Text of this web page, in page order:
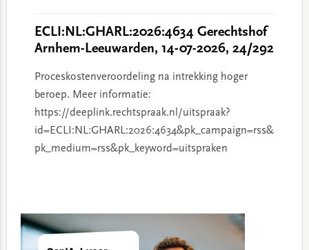
ECLI:NL:GHARL:2026:4634 Gerechtshof
Arnhem-Leeuwarden, 14-07-2026, 24/292
Proceskostenveroordeling na intrekking hoger
beroep. Meer informatie:
https://deeplink.rechtspraak.nl/uitspraak?
id=ECLI:NL:GHARL:2026:4634&pk_campaign=rss&
pk_medium=rss&pk_keyword=uitspraken
Sidebar